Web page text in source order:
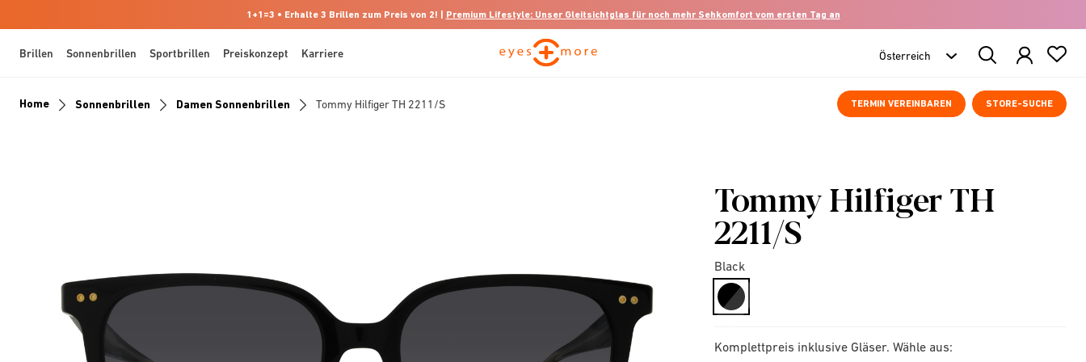
1+1=3 • Erhalte 3 Brillen zum Preis von 2! | Premium Lifestyle: Unser Gleitsichtglas für noch mehr Sehkomfort vom ersten Tag an
Brillen Sonnenbrillen Sportbrillen Preiskonzept Karriere
Search
Products
TERMIN VEREINBAREN STORE-SUCHE
Home Sonnenbrillen Damen Sonnenbrillen Tommy Hilfiger TH 2211/S
Tommy Hilfiger TH
2211/S
Black
selected
Komplettpreis inklusive Gläser. Wähle aus: